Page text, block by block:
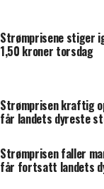
Strømprisene stiger
1,50 kroner torsdag
Strømprisen kraftig
får landets dyreste
Strømprisen faller
får fortsatt landets